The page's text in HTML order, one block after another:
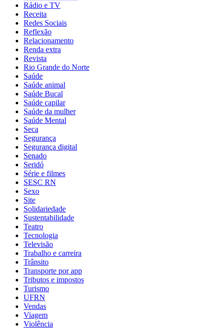
Rádio e TV
Receita
Redes Sociais
Reflexão
Relacionamento
Renda extra
Revista
Rio Grande do Norte
Saúde
Saúde animal
Saúde Bucal
Saúde capilar
Saúde da mulher
Saúde Mental
Seca
Segurança
Segurança digital
Senado
Seridó
Série e filmes
SESC RN
Sexo
Site
Solidariedade
Sustentabilidade
Teatro
Tecnologia
Televisão
Trabalho e carreira
Trânsito
Transporte por app
Tributos e impostos
Turismo
UFRN
Vendas
Viagem
Violência